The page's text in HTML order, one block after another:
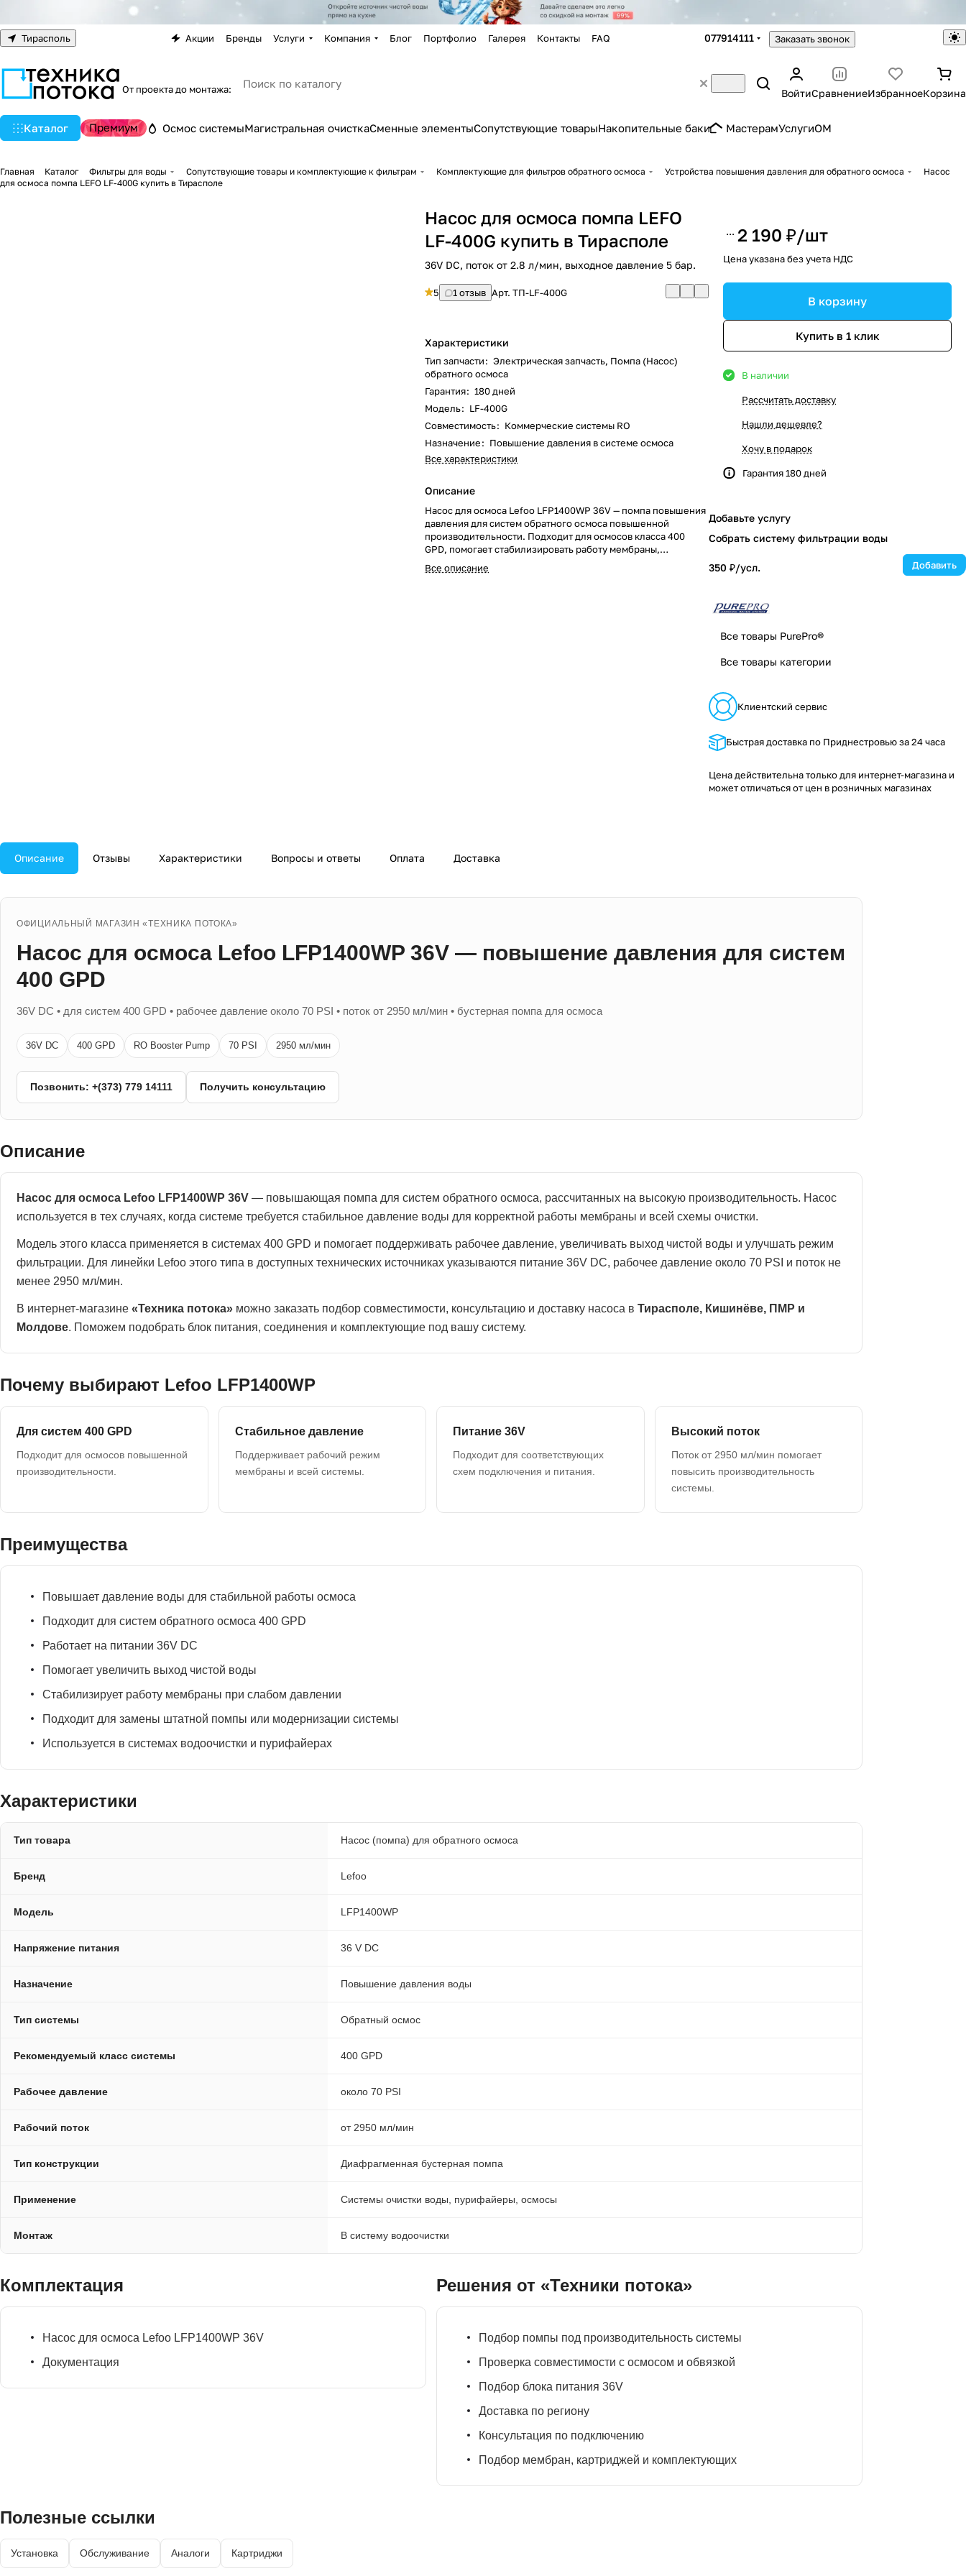
Тирасполь Акции Бренды Услуги Компания Блог Портфолио Галерея Контакты FAQ 077914111 Заказать звонок
От проекта до монтажа: ВойтиСравнениеИзбранноеКорзина
Каталог Премиум Осмос системыМагистральная очисткаСменные элементыСопутствующие товарыНакопительные баки МастерамУслугиOM
Главная Каталог Фильтры для воды Сопутствующие товары и комплектующие к фильтрам Комплектующие для фильтров обратного осмоса Устройства повышения давления для обратного осмоса
Насос
для осмоса помпа LEFO LF-400G купить в Тирасполе
Насос для осмоса помпа LEFO
LF-400G купить в Тирасполе
36V DC, поток от 2.8 л/мин, выходное давление 5 бар.
5 1 отзыв Арт.TП-LF-400G
Характеристики
Тип запчасти: Электрическая запчасть, Помпа (Насос)
обратного осмоса
Гарантия: 180 дней
Модель: LF-400G
Совместимость: Коммерческие системы RO
Назначение: Повышение давления в системе осмоса
Все характеристики
Описание
Насос для осмоса Lefoo LFP1400WP 36V — помпа повышения
давления для систем обратного осмоса повышенной
производительности. Подходит для осмосов класса 400
GPD, помогает стабилизировать работу мембраны,
увеличить выход чистой воды и снизить зависимость от
слабого давления в водопроводе.
Все описание
2 190 ₽/шт
Цена указана без учета НДС
В корзину
Купить в 1 клик
В наличии
Рассчитать доставку
Нашли дешевле?
Хочу в подарок
Гарантия 180 дней
Добавьте услугу
Собрать систему фильтрации воды
350 ₽/усл. Добавить
Все товары PurePro®
Все товары категории
Клиентский сервис
Быстрая доставка по Приднестровью за 24 часа
Цена действительна только для интернет-магазина и
может отличаться от цен в розничных магазинах
Описание Отзывы Характеристики Вопросы и ответы Оплата Доставка
ОФИЦИАЛЬНЫЙ МАГАЗИН «ТЕХНИКА ПОТОКА»
Насос для осмоса Lefoo LFP1400WP 36V — повышение давления для систем
400 GPD
36V DC • для систем 400 GPD • рабочее давление около 70 PSI • поток от 2950 мл/мин • бустерная помпа для осмоса
36V DC 400 GPD RO Booster Pump 70 PSI 2950 мл/мин
Позвонить: +(373) 779 14111 Получить консультацию
Описание
Насос для осмоса Lefoo LFP1400WP 36V — повышающая помпа для систем обратного осмоса, рассчитанных на высокую производительность. Насос
используется в тех случаях, когда системе требуется стабильное давление воды для корректной работы мембраны и всей схемы очистки.
Модель этого класса применяется в системах 400 GPD и помогает поддерживать рабочее давление, увеличивать выход чистой воды и улучшать режим
фильтрации. Для линейки Lefoo этого типа в доступных технических источниках указываются питание 36V DC, рабочее давление около 70 PSI и поток не
менее 2950 мл/мин.
В интернет-магазине «Техника потока» можно заказать подбор совместимости, консультацию и доставку насоса в Тирасполе, Кишинёве, ПМР и
Молдове. Поможем подобрать блок питания, соединения и комплектующие под вашу систему.
Почему выбирают Lefoo LFP1400WP
Для систем 400 GPD
Подходит для осмосов повышенной
производительности.
Стабильное давление
Поддерживает рабочий режим
мембраны и всей системы.
Питание 36V
Подходит для соответствующих
схем подключения и питания.
Высокий поток
Поток от 2950 мл/мин помогает
повысить производительность
системы.
Преимущества
Повышает давление воды для стабильной работы осмоса
Подходит для систем обратного осмоса 400 GPD
Работает на питании 36V DC
Помогает увеличить выход чистой воды
Стабилизирует работу мембраны при слабом давлении
Подходит для замены штатной помпы или модернизации системы
Используется в системах водоочистки и пурифайерах
Характеристики
Тип товара Насос (помпа) для обратного осмоса
Бренд Lefoo
Модель LFP1400WP
Напряжение питания 36 V DC
Назначение Повышение давления воды
Тип системы Обратный осмос
Рекомендуемый класс системы 400 GPD
Рабочее давление около 70 PSI
Рабочий поток от 2950 мл/мин
Тип конструкции Диафрагменная бустерная помпа
Применение Системы очистки воды, пурифайеры, осмосы
Монтаж В систему водоочистки
Комплектация
Насос для осмоса Lefoo LFP1400WP 36V
Документация
Решения от «Техники потока»
Подбор помпы под производительность системы
Проверка совместимости с осмосом и обвязкой
Подбор блока питания 36V
Доставка по региону
Консультация по подключению
Подбор мембран, картриджей и комплектующих
Полезные ссылки
Установка Обслуживание Аналоги Картриджи